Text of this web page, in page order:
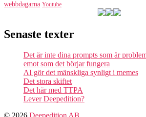
webbdagarna Youtube
Senaste texter
Det är inte dina prompts som är
emot som det börjar fungera
AI gör det mänskliga synligt i memes
Det stora skiftet
Det här med TTPA
Lever Deepedition?
© 2026 Deepedition AB